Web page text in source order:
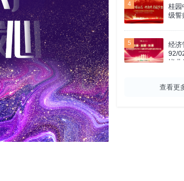
4
桂园
级誓
5
经济
92/
毕业
查看更